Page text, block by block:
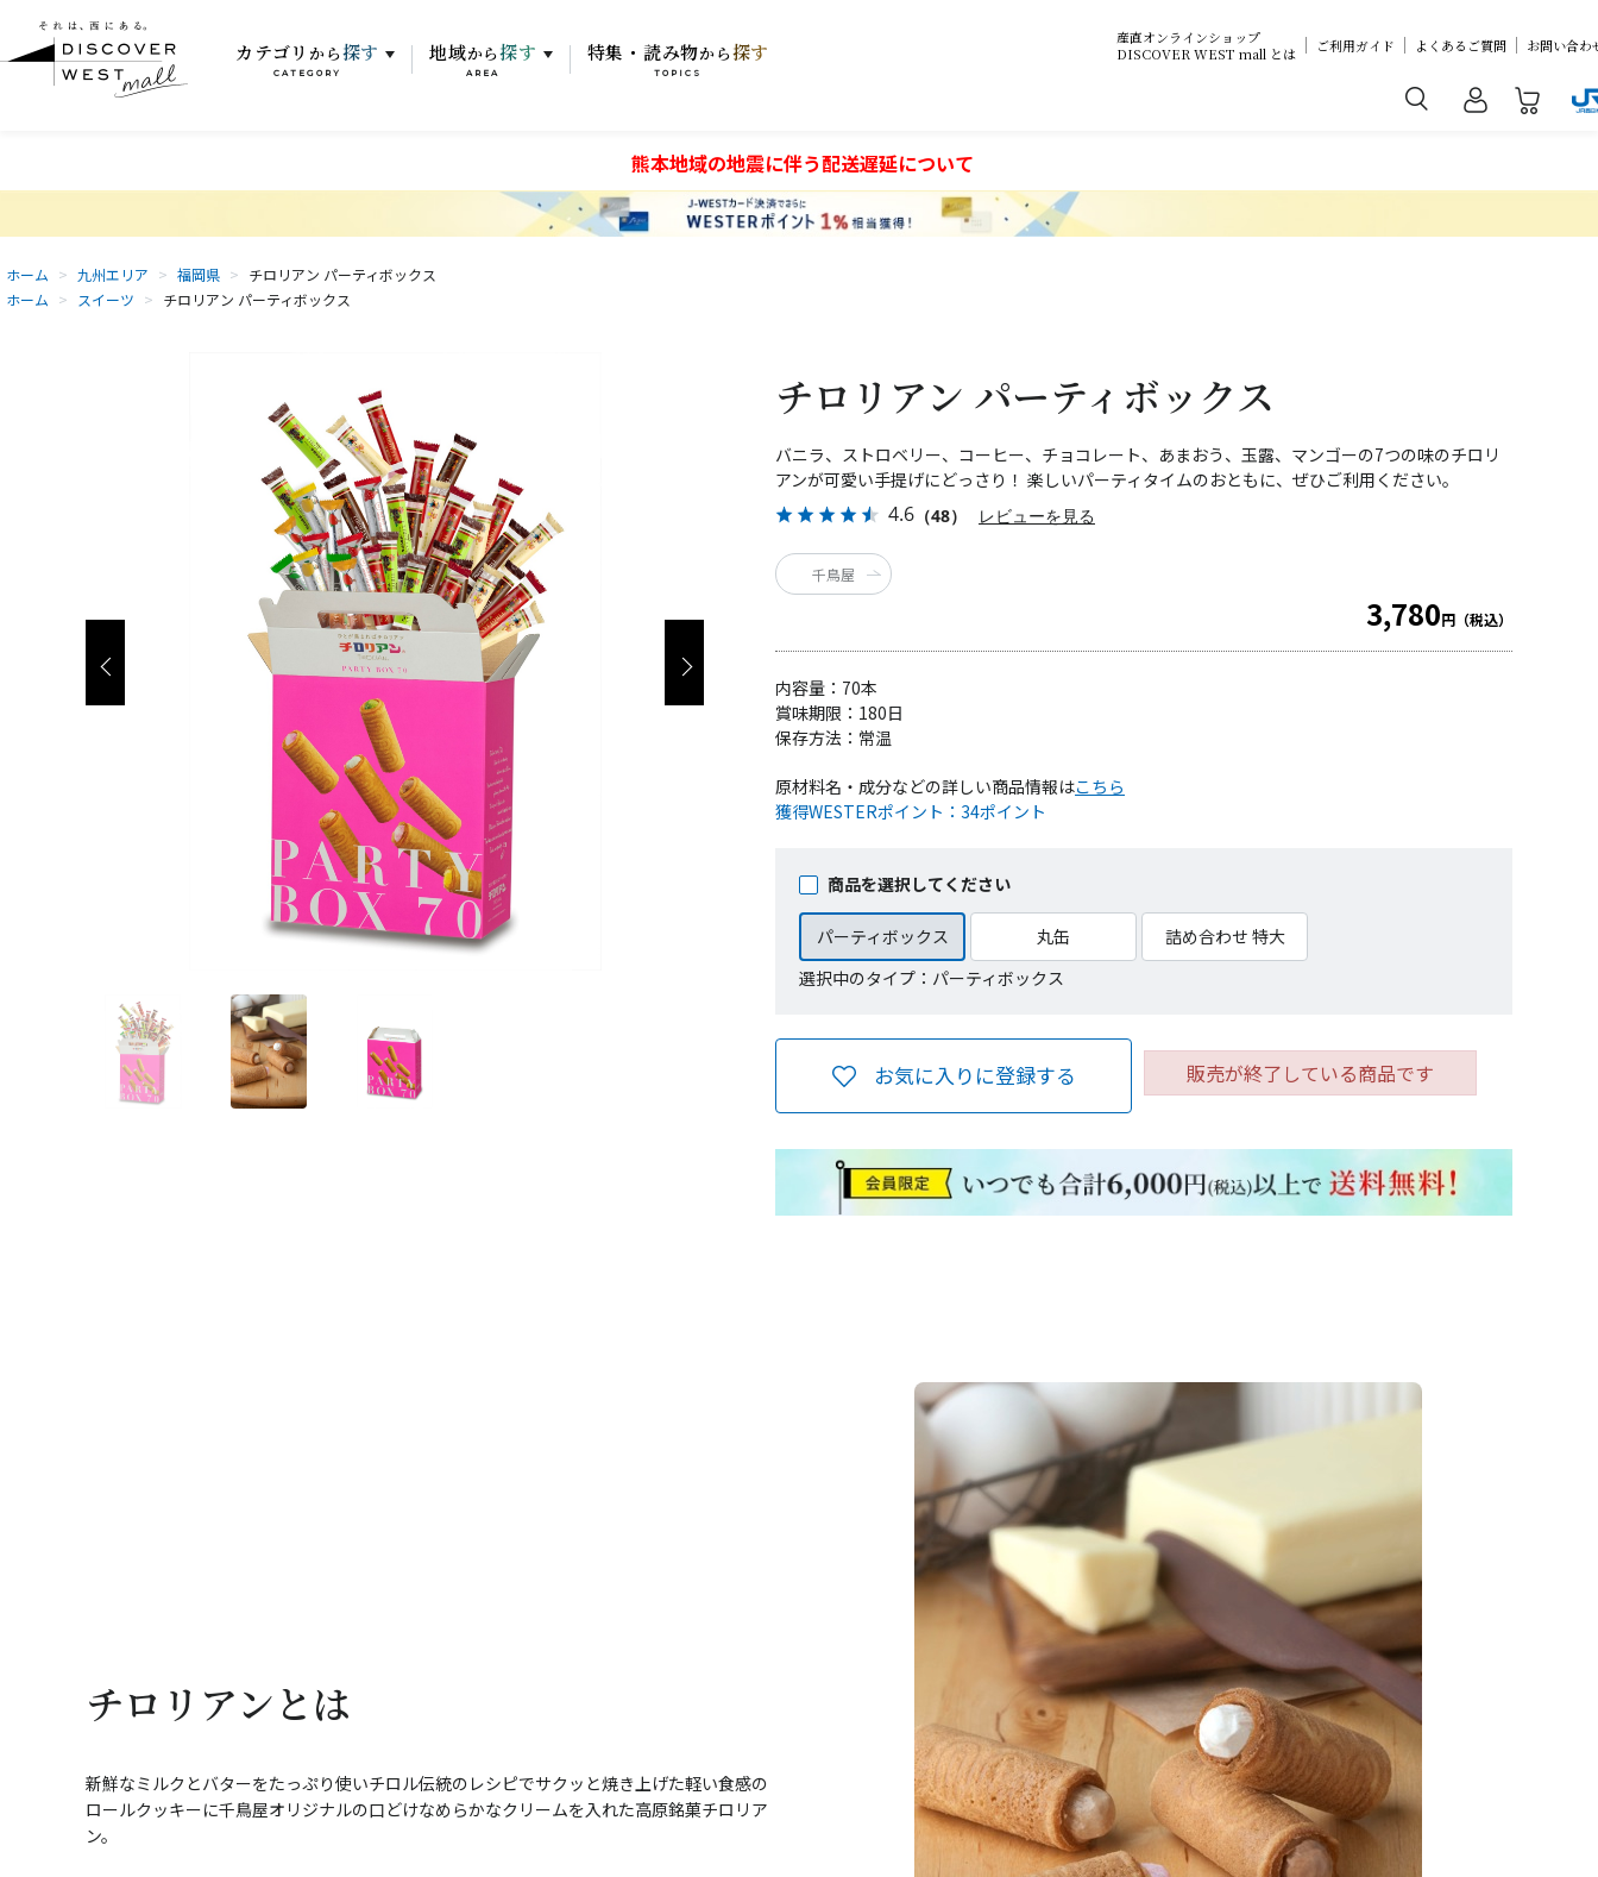
カテゴリ から 探す
CATEGORY
地域から 探す
AREA
特集・読み物から 探す
TOPICS
産直オンラインショップ
DISCOVER WEST mall とは
ご利用ガイド よくあるご質問 お問い合わ
熊本地域の地震に伴う配送遅延について
ホーム > 九州エリア > 福岡県 > チロリアン パーティボックス
ホーム > スイーツ > チロリアン パーティボックス
バニラ、ストロベリー、コーヒー、チョコレート、あまおう、玉露、マンゴーの7つの味のチロリ
アンが可愛い手提げにどっさり！ 楽しいパーティタイムのおともに、ぜひご利用ください。
4.6 （48） レビューを見る
チロリアン パーティボックス
3,780円（税込）
内容量： 70本
賞味期限： 180日
保存方法： 常温
獲得WESTERポイント： 34ポイント
商品を選択してください
パーティボックス 丸缶
詰め合わせ 特大
選択中のタイプ：パーティボックス
販売が終了している商品です
お気に入りに登録する
原材料名・成分などの詳しい商品情報はこちら
千鳥屋
チロリアンとは
新鮮なミルクとバターをたっぷり使いチロル伝統のレシピでサクッと焼き上げた軽い食感の
ロールクッキーに千鳥屋オリジナルの口どけなめらかなクリームを入れた高原銘菓チロリア
ン。